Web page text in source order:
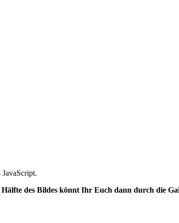
des Bildes könnt Ihr Euch dann durch die